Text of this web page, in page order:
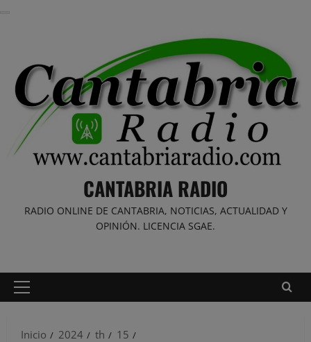
CANTABRIA RADIO
RADIO ONLINE DE CANTABRIA, NOTICIAS, ACTUALIDAD Y
OPINIÓN. LICENCIA SGAE.
Menú
Inicio
2024 th
15